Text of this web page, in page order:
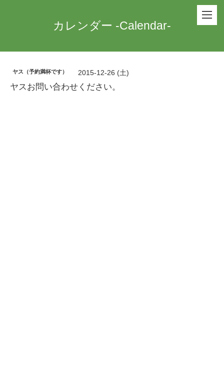
カレンダー -Calendar-
ヤス（予約満杯です） 2015-12-26 (土)
ヤスお問い合わせください。